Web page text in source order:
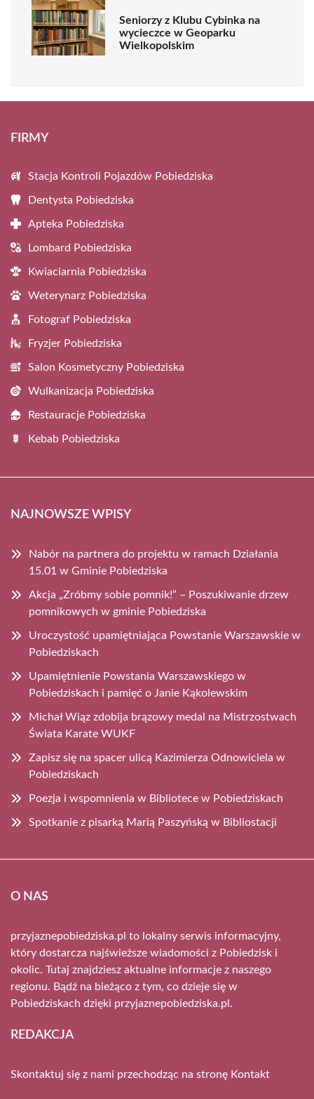
Seniorzy z Klubu Cybinka na
wycieczce w Geoparku
Wielkopolskim
FIRMY
Stacja Kontroli Pojazdów Pobiedziska
Dentysta Pobiedziska
Apteka Pobiedziska
Lombard Pobiedziska
Kwiaciarnia Pobiedziska
Weterynarz Pobiedziska
Fotograf Pobiedziska
Fryzjer Pobiedziska
Salon Kosmetyczny Pobiedziska
Wulkanizacja Pobiedziska
Restauracje Pobiedziska
Kebab Pobiedziska
NAJNOWSZE WPISY
Nabór na partnera do projektu w ramach Działania
15.01 w Gminie Pobiedziska
Akcja „Zróbmy sobie pomnik!” – Poszukiwanie drzew
pomnikowych w gminie Pobiedziska
Uroczystość upamiętniająca Powstanie Warszawskie w
Pobiedziskach
Upamiętnienie Powstania Warszawskiego w
Pobiedziskach i pamięć o Janie Kąkolewskim
Michał Wiąz zdobija brązowy medal na Mistrzostwach
Świata Karate WUKF
Zapisz się na spacer ulicą Kazimierza Odnowiciela w
Pobiedziskach
Poezja i wspomnienia w Bibliotece w Pobiedziskach
Spotkanie z pisarką Marią Paszyńską w Bibliostacji
O NAS
przyjaznepobiedziska.pl to lokalny serwis informacyjny,
który dostarcza najświeższe wiadomości z Pobiedzisk i
okolic. Tutaj znajdziesz aktualne informacje z naszego
regionu. Bądź na bieżąco z tym, co dzieje się w
Pobiedziskach dzięki przyjaznepobiedziska.pl.
REDAKCJA
Skontaktuj się z nami przechodząc na stronę Kontakt